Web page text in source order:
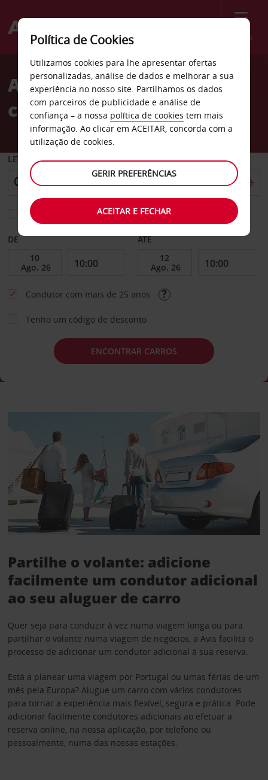
Menu
Aluguer de carro com
condutor adicional
LEVANTAR EM
Escolher uma estação de devolução diferente
DE ATÉ
Condutor com mais de 25 anos
Tenho um código de desconto
ENCONTRAR CARROS
Partilhe o volante: adicione
facilmente um condutor adicional
ao seu aluguer de carro
Quer seja para conduzir à vez numa viagem longa ou para
partilhar o volante numa viagem de negócios, a Avis facilita o
processo de adicionar um condutor adicional à sua reserva.
Está a planear uma viagem por Portugal ou umas férias de um
mês pela Europa? Alugue um carro com vários condutores
para tornar a experiência mais flexível, segura e prática. Pode
adicionar facilmente condutores adicionais ao efetuar a
reserva online, na nossa aplicação, por telefone ou
pessoalmente, numa das nossas estações.
Política de Cookies
Utilizamos cookies para lhe apresentar ofertas
personalizadas, análise de dados e melhorar a sua
experiência no nosso site. Partilhamos os dados
com parceiros de publicidade e análise de
confiança – a nossa política de cookies tem mais
informação. Ao clicar em ACEITAR, concorda com a
utilização de cookies.
GERIR PREFERÊNCIAS
ACEITAR E FECHAR